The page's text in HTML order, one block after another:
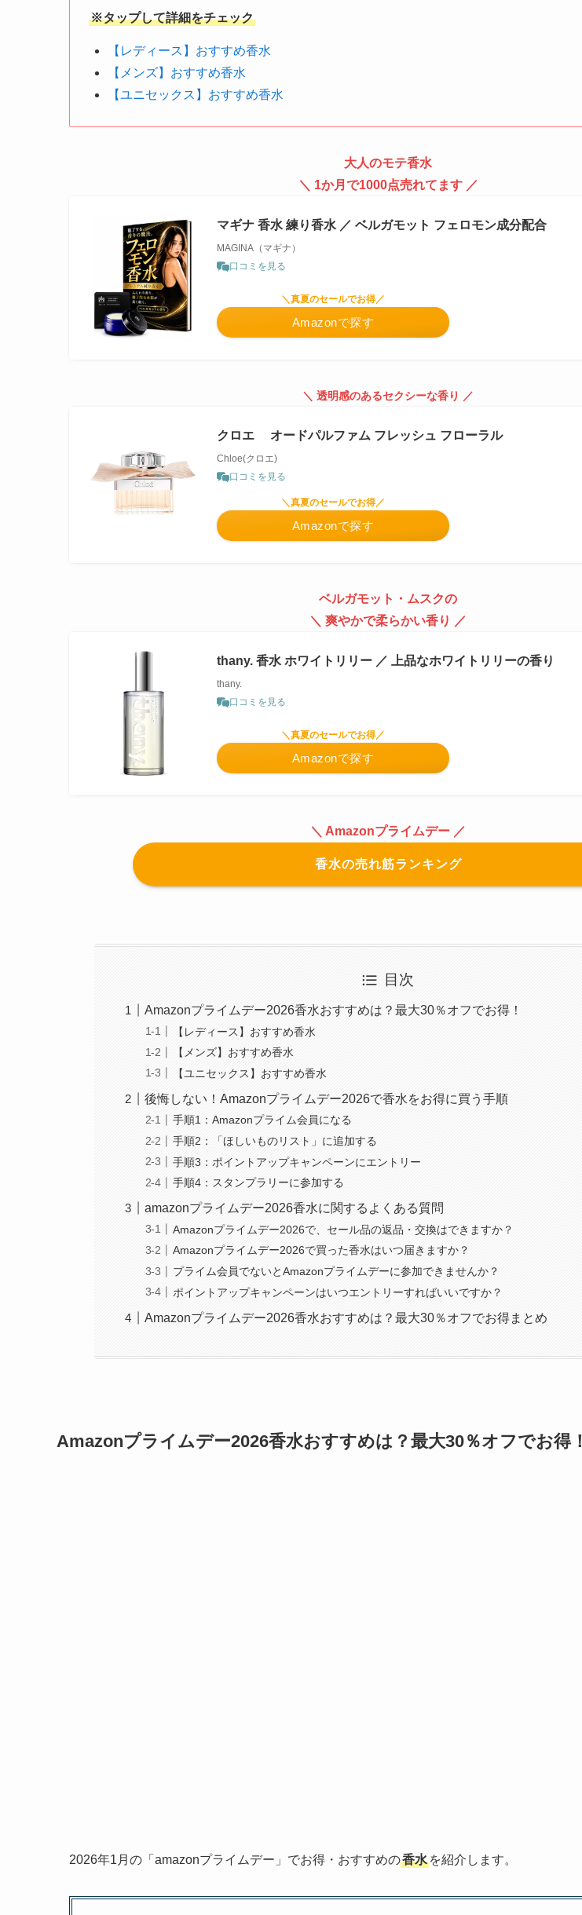
※タップして詳細をチェック
【レディース】おすすめ香水
【メンズ】おすすめ香水
【ユニセックス】おすすめ香水
大人のモテ香水
＼ 1か月で1000点売れてます ／
マギナ 香水 練り香水 ／ ベルガモット フェロモン成分配合
MAGINA（マギナ）
口コミを見る
＼真夏のセールでお得／
Amazonで探す
＼ 透明感のあるセクシーな香り ／
クロエ オードパルファム フレッシュ フローラル
Chloe(クロエ)
口コミを見る
＼真夏のセールでお得／
Amazonで探す
ベルガモット・ムスクの
＼ 爽やかで柔らかい香り ／
thany. 香水 ホワイトリリー ／ 上品なホワイトリリーの香り
thany.
口コミを見る
＼真夏のセールでお得／
Amazonで探す
＼ Amazonプライムデー ／
香水の売れ筋ランキング
目次
Amazonプライムデー2026香水おすすめは？最大30％オフでお得！
【レディース】おすすめ香水
【メンズ】おすすめ香水
【ユニセックス】おすすめ香水
後悔しない！Amazonプライムデー2026で香水をお得に買う手順
手順1：Amazonプライム会員になる
手順2：「ほしいものリスト」に追加する
手順3：ポイントアップキャンペーンにエントリー
手順4：スタンプラリーに参加する
amazonプライムデー2026香水に関するよくある質問
Amazonプライムデー2026で、セール品の返品・交換はできますか？
Amazonプライムデー2026で買った香水はいつ届きますか？
プライム会員でないとAmazonプライムデーに参加できませんか？
ポイントアップキャンペーンはいつエントリーすればいいですか？
Amazonプライムデー2026香水おすすめは？最大30％オフでお得まとめ
Amazonプライムデー2026香水おすすめは？最大30％オフでお得！
2026年1月の「amazonプライムデー」でお得・おすすめの香水 を紹介します。